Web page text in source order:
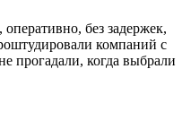
без задержек,
компаний с
прогадали, когда выбрали